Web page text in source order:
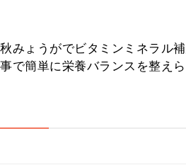
みょうがでビタミンミネラル
で簡単に栄養バランスを整えら